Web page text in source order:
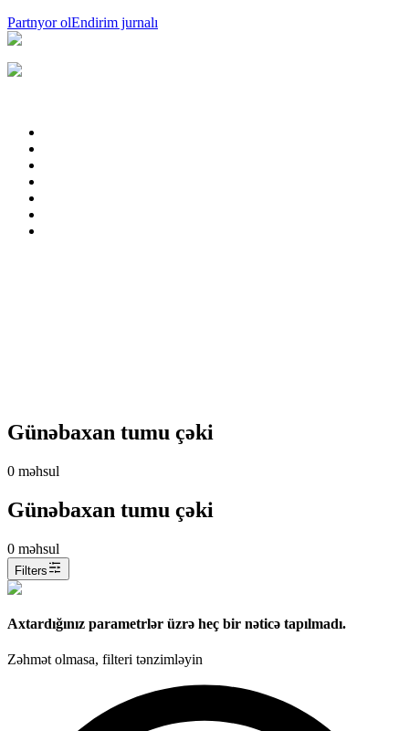
Partnyor olEndirim jurnalı
Günəbaxan tumu çəki
0 məhsul
Günəbaxan tumu çəki
0 məhsul
Filters
Axtardığınız parametrlər üzrə heç bir nəticə tapılmadı.
Zəhmət olmasa, filteri tənzimləyin